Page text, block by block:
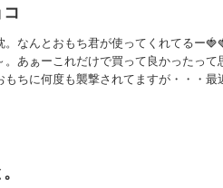
なんとおもち君が使ってくれてるー
あぁーこれだけで買って良かったって
ちに何度も襲撃されてますが・・・最